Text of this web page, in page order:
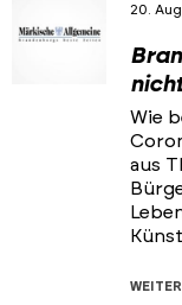
20.
Wie
aus
WEITER